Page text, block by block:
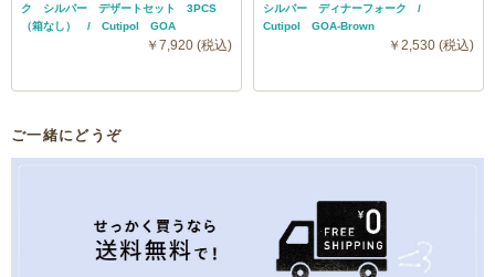
ク シルバー デザートセット 3PCS
（箱なし） / Cutipol GOA
￥7,920 (税込)
シルバー ディナーフォーク /
Cutipol GOA-Brown
￥2,530 (税込)
ご一緒にどうぞ